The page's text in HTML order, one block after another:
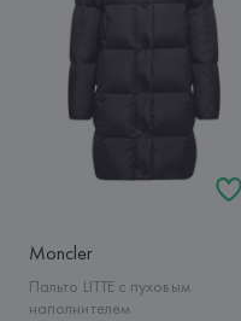
Moncler
Пальто LITTE с пуховым
наполнителем